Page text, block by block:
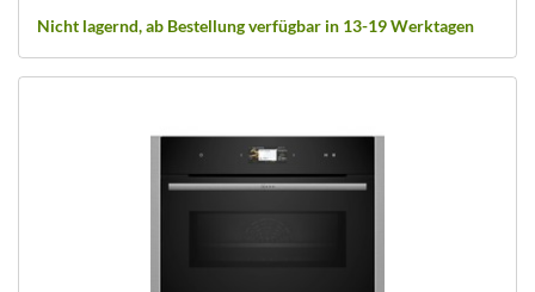
Nicht lagernd, ab Bestellung verfügbar in 13-19 Werktagen